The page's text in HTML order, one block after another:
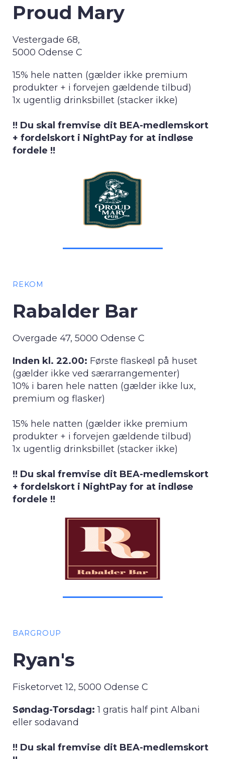
Proud Mary
Vestergade 68,
5000 Odense C
15% hele natten (gælder ikke premium
produkter + i forvejen gældende tilbud)
1x ugentlig drinksbillet (stacker ikke)
!! Du skal fremvise dit BEA-medlemskort
+ fordelskort i NightPay for at indløse
fordele !!
REKOM
Rabalder Bar
Overgade 47, 5000 Odense C
Inden kl. 22.00: Første flaskeøl på huset
(gælder ikke ved særarrangementer)
10% i baren hele natten (gælder ikke lux,
premium og flasker)
15% hele natten (gælder ikke premium
produkter + i forvejen gældende tilbud)
1x ugentlig drinksbillet (stacker ikke)
!! Du skal fremvise dit BEA-medlemskort
+ fordelskort i NightPay for at indløse
fordele !!
BARGROUP
Ryan's
Fisketorvet 12, 5000 Odense C
Søndag-Torsdag:1 gratis half pint Albani
eller sodavand
!! Du skal fremvise dit BEA-medlemskort